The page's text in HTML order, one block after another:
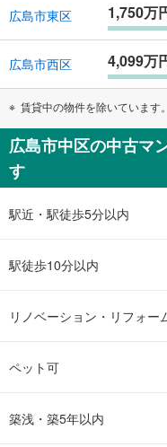
広島市東区 1,750万
広島市西区 4,099万
賃貸中の物件を除いています。
広島市中区の中古マ
す
駅近・駅徒歩5分以内
駅徒歩10分以内
リノベーション・リフォー
ペット可
築浅・築5年以内